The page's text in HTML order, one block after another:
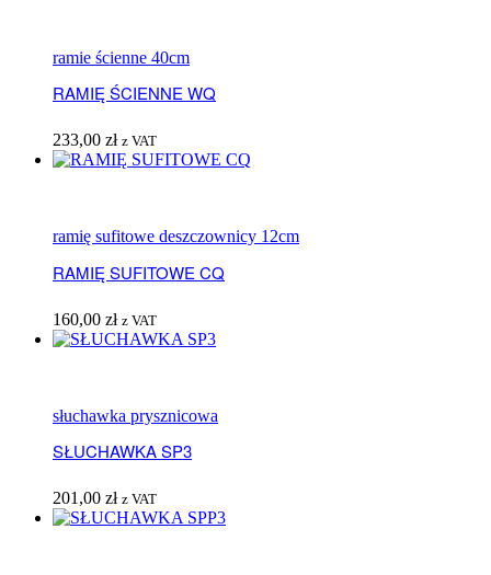
ramie ścienne 40cm
RAMIĘ ŚCIENNE WQ
233,00 zł z VAT
ramię sufitowe deszczownicy 12cm
RAMIĘ SUFITOWE CQ
160,00 zł z VAT
słuchawka prysznicowa
SŁUCHAWKA SP3
201,00 zł z VAT